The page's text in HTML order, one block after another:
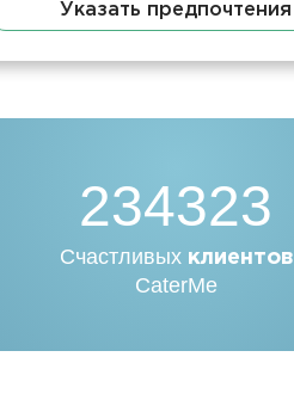
Указать предпочтения
234323
Счастливых клиентов
CaterMe